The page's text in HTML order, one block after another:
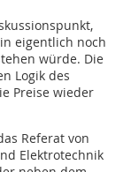
eigentlich noch
würde. Die
Logik des
Preise wieder
Referat von
Elektrotechnik